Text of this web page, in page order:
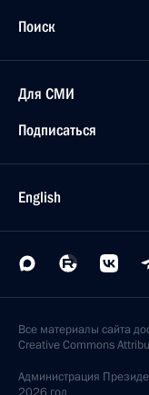
Поиск
Для СМИ
Подписаться
English
Все материалы сайта
Creative Commons
Администрация